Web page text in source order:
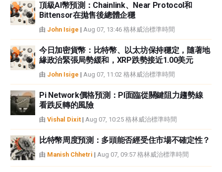
頂級AI幣預測：Chainlink、Near Protocol和
Bittensor在拋售後總體企穩
由 John Isige | Aug 07, 13:46 格林威治標準時間
今日加密貨幣：比特幣、以太坊保持穩定，隨著地
緣政治緊張局勢緩和，XRP跌勢接近1.00美元
由 John Isige | Aug 07, 11:02 格林威治標準時間
Pi Network價格預測：PI面臨從關鍵阻力趨勢線
看跌反轉的風險
由 Vishal Dixit | Aug 07, 10:25 格林威治標準時間
比特幣周度預測：多頭能否經受住市場不確定性？
由 Manish Chhetri | Aug 07, 09:57 格林威治標準時間